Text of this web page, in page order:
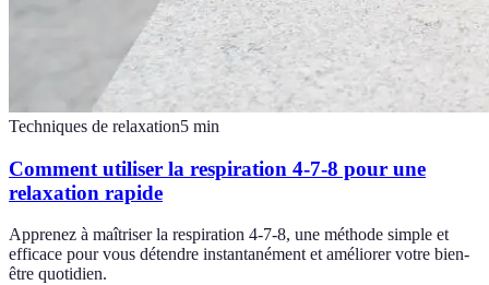
Techniques de relaxation5 min
Comment utiliser la respiration 4-7-8 pour une
relaxation rapide
Apprenez à maîtriser la respiration 4-7-8, une méthode simple et
efficace pour vous détendre instantanément et améliorer votre bien-
être quotidien.